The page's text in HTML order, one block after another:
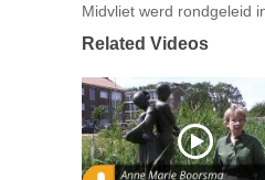
Midvliet werd rondgeleid
Related Videos